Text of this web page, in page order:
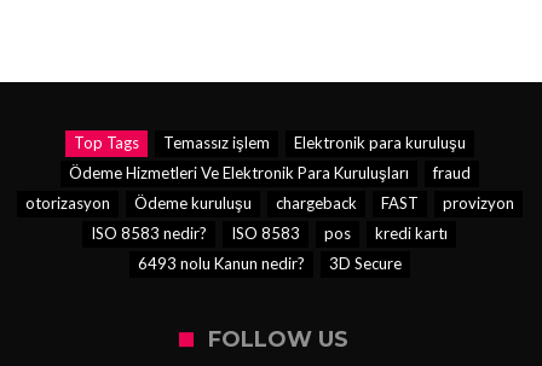
Top Tags Temassız işlem
Elektronik para kuruluşu
Ödeme Hizmetleri Ve Elektronik Para Kuruluşları
fraud
otorizasyon
Ödeme kuruluşu chargeback FAST
provizyon
ISO 8583 nedir?
ISO 8583 pos
kredi kartı
6493 nolu Kanun nedir?
3D Secure
FOLLOW US